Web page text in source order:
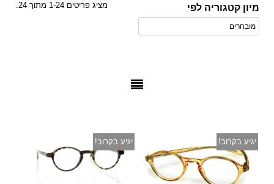
SALE
מיון קטגוריה לפי מציג פריטים 1-24 מתוך 24.
יגיע בקרוב! יגיע בקרוב!